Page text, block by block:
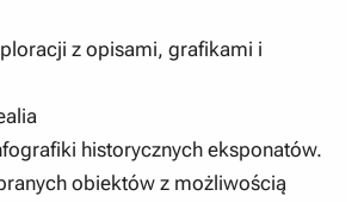
z opisami, grafikami i
historycznych eksponatów.
obiektów z możliwością